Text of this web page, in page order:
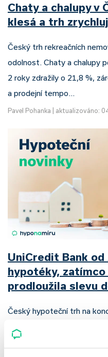
Chaty a chalupy v
klesá a trh
Český trh rekreačních
odolnost. Chaty a chalupy
2 roky zdražily o 21,8 %,
a prodejní tempo…
Pavel Pohanka aktualizováno:
UniCredit Bank od
hypotéky,
prodloužila slevu
Český hypoteční trh na
sazby zůstávají pod tlakem
růstu. UniCredit Bank od